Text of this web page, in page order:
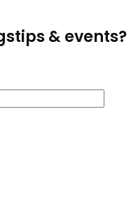
& events?